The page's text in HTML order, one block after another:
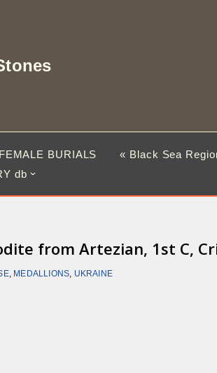
FEMALE BURIALS « Black Sea
db
from Artezian, 1st C,
, MEDALLIONS, UKRAINE